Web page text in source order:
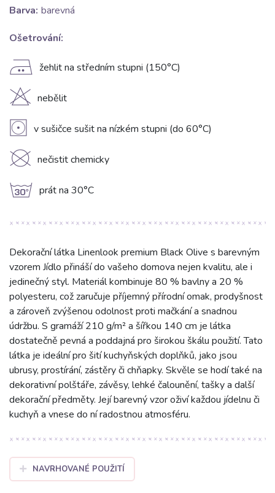
Barva: barevná
Ošetrování:
E žehlit na středním stupni (150°C)
H nebělit
V v sušičce sušit na nízkém stupni (do 60°C)
K nečistit chemicky
g prát na 30°C
Dekorační látka Linenlook premium Black Olive s barevným
vzorem Jídlo přináší do vašeho domova nejen kvalitu, ale i
jedinečný styl. Materiál kombinuje 80 % bavlny a 20 %
polyesteru, což zaručuje příjemný přírodní omak, prodyšnost
a zároveň zvýšenou odolnost proti mačkání a snadnou
údržbu. S gramáží 210 g/m² a šířkou 140 cm je látka
dostatečně pevná a poddajná pro širokou škálu použití. Tato
látka je ideální pro šití kuchyňských doplňků, jako jsou
ubrusy, prostírání, zástěry či chňapky. Skvěle se hodí také na
dekorativní polštáře, závěsy, lehké čalounění, tašky a další
dekorační předměty. Její barevný vzor oživí každou jídelnu či
kuchyň a vnese do ní radostnou atmosféru.
NAVRHOVANÉ POUŽITÍ